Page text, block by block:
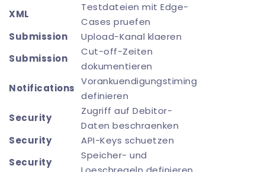
XML
Testdateien mit Edge-
Cases pruefen
Submission
Upload-Kanal klaeren
Submission
Cut-off-Zeiten
dokumentieren
Notifications
Vorankuendigungstiming
definieren
Security
Zugriff auf Debitor-
Daten beschraenken
Security
API-Keys schuetzen
Security
Speicher- und